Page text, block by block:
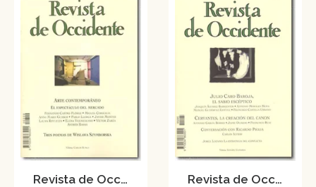
Revista de Occidente nº 309 – Febrero 2007 Revista de Occidente nº 295 – Diciembre 2005